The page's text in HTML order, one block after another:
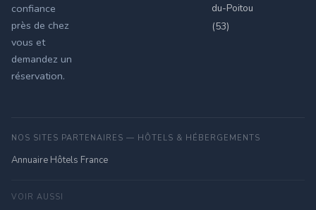
confiance
près de chez
vous et
demandez un
réservation.
du-Poitou
(53)
NOS SITES PARTENAIRES — HÔTELS & HÉBERGEMENTS
Annuaire Hôtels France
VOIR AUSSI